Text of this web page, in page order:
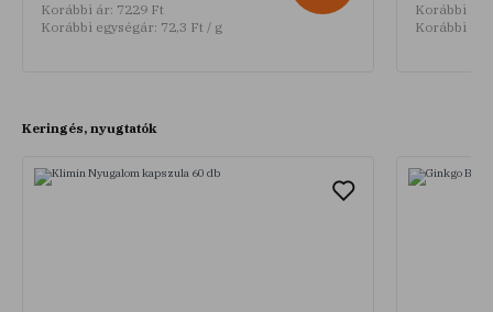
Korábbi ár: 7229 Ft
Korábbi egységár: 72,3 Ft / g
Korábbi ár:
Korábbi
Keringés, nyugtatók